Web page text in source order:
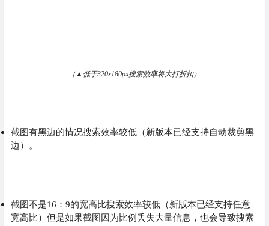
（▲低于320x180px搜索效率将大打折扣）
截图有黑边的情况搜索效率较低（新版本已经支持自动裁剪黑
边）。
截图不是16：9的宽高比搜索效率较低（新版本已经支持任意
宽高比）但是如果截图因为比例丢失大量信息，也会导致搜索